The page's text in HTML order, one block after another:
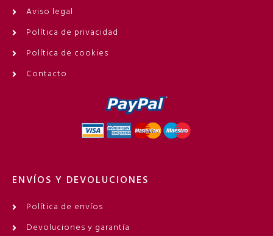
Aviso legal
Política de privacidad
Política de cookies
Contacto
ENVÍOS Y DEVOLUCIONES
Política de envíos
Devoluciones y garantía